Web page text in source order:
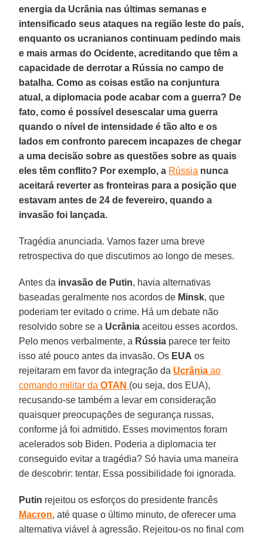
energia da Ucrânia nas últimas semanas e
intensificado seus ataques na região leste do país,
enquanto os ucranianos continuam pedindo mais
e mais armas do Ocidente, acreditando que têm a
capacidade de derrotar a Rússia no campo de
batalha. Como as coisas estão na conjuntura
atual, a diplomacia pode acabar com a guerra? De
fato, como é possível desescalar uma guerra
quando o nível de intensidade é tão alto e os
lados em confronto parecem incapazes de chegar
a uma decisão sobre as questões sobre as quais
eles têm conflito? Por exemplo, a Rússia nunca
aceitará reverter as fronteiras para a posição que
estavam antes de 24 de fevereiro, quando a
invasão foi lançada.
Tragédia anunciada. Vamos fazer uma breve
retrospectiva do que discutimos ao longo de meses.
Antes da invasão de Putin, havia alternativas
baseadas geralmente nos acordos de Minsk, que
poderiam ter evitado o crime. Há um debate não
resolvido sobre se a Ucrânia aceitou esses acordos.
Pelo menos verbalmente, a Rússia parece ter feito
isso até pouco antes da invasão. Os EUA os
rejeitaram em favor da integração da Ucrânia ao
comando militar da OTAN (ou seja, dos EUA),
recusando-se também a levar em consideração
quaisquer preocupações de segurança russas,
conforme já foi admitido. Esses movimentos foram
acelerados sob Biden. Poderia a diplomacia ter
conseguido evitar a tragédia? Só havia uma maneira
de descobrir: tentar. Essa possibilidade foi ignorada.
Putin rejeitou os esforços do presidente francês
Macron, até quase o último minuto, de oferecer uma
alternativa viável à agressão. Rejeitou-os no final com